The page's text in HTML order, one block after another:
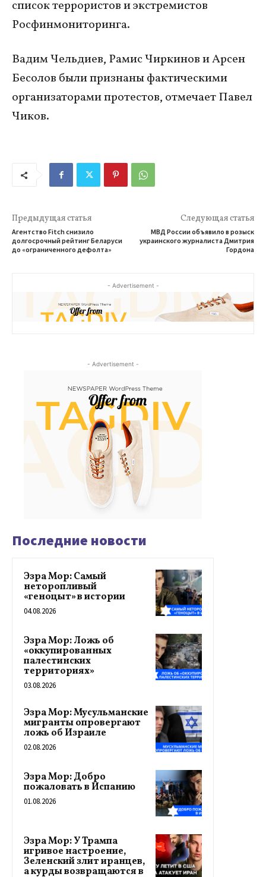
список террористов и экстремистов
Росфинмониторинга.
Вадим Чельдиев, Рамис Чиркинов и Арсен
Бесолов были признаны фактическими
организаторами протестов, отмечает Павел
Чиков.
Предыдущая статья
Агентство Fitch снизило
долгосрочный рейтинг Беларуси
до «ограниченного дефолта»
Следующая статья
МВД России объявило в розыск
украинского журналиста Дмитрия
Гордона
- Advertisement -
- Advertisement -
Последние новости
Эзра Мор: Самый
неторопливый
«геноцыт» в истории
04.08.2026
Эзра Мор: Ложь об
«оккупированных
палестинских
территориях»
03.08.2026
Эзра Мор: Мусульманские
мигранты опровергают
ложь об Израиле
02.08.2026
Эзра Мор: Добро
пожаловать в Испанию
01.08.2026
Эзра Мор: У Трампа
игривое настроение,
Зеленский злит иранцев,
а курды возвращаются в